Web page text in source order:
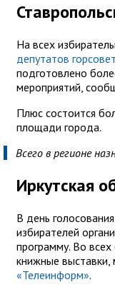
На всех
депутатов
подготовлено
мероприятий,
Плюс состоится
площади города.
Всего в регионе
Иркутская
В день
избирателей
программу. Во всех
книжные
«Телеинформ».